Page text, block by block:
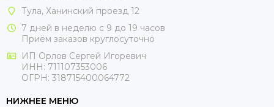
Тула, Ханинский проезд 12
7 дней в неделю с 9 до 19 часов
Приём заказов круглосуточно
ИП Орлов Сергей Игоревич
ИНН: 711107353006
ОГРН: 318715400064772
НИЖНЕЕ МЕНЮ